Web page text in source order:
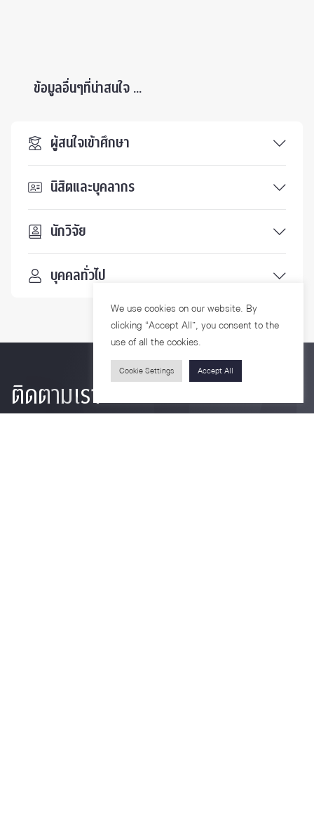
ข้อมูลอื่นๆที่น่าสนใจ ...
ผู้สนใจเข้าศึกษา
นิสิตและบุคลากร
นักวิจัย
บุคคลทั่วไป
ติดตามเรา
We use cookies on our website. By
clicking “Accept All”, you consent to the
use of all the cookies.
Cookie Settings Accept All